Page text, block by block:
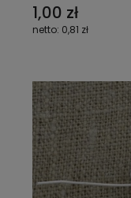
1,00 zł
0,81 zł